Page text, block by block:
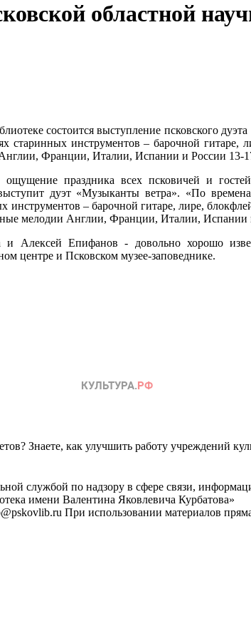
областной
состоится выступление псковского
инструментов – барочной гитаре,
Франции, Италии, Испании и России 13-
праздника всех псковичей и
дуэт «Музыканты ветра». «По
инструментов – барочной гитаре, лире,
мелодии Англии, Франции, Италии, Испании
и Алексей Епифанов - довольно хорошо
центре и Псковском музее-заповеднике.
Знаете, как улучшить работу учреждений
службой по надзору в сфере связи,
имени Валентина Яковлевича Курбатова»
При использовании материалов